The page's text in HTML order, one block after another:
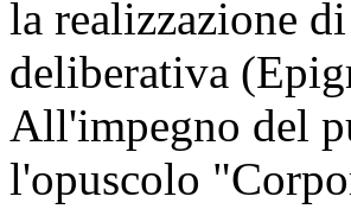
la realizzazione
deliberativa
All'impegno del
l'opuscolo